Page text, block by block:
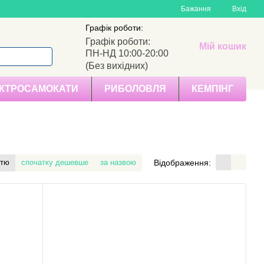
Бажання Вхід
Графік роботи:
Графік роботи:
ПН-НД 10:00-20:00
(Без вихідних)
Мій кошик
РИБОЛОВЛЯ КЕМПІНГ
спочатку дешевше за назвою Відображення: